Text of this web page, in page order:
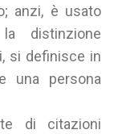
anzi, è usato
distinzione
si definisce in
una persona
di citazioni